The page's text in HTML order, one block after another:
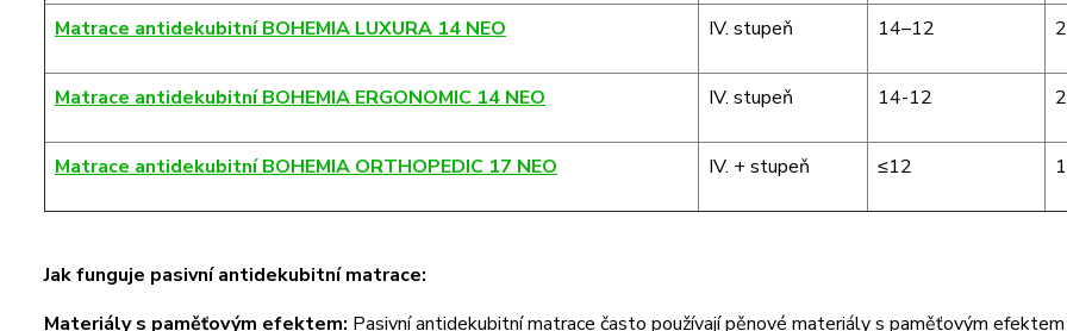
Matrace antidekubitní BOHEMIA LUXURA 14 NEO IV. stupeň 14–12
Matrace antidekubitní BOHEMIA ERGONOMIC 14 NEO IV. stupeň 14-12
Matrace antidekubitní BOHEMIA ORTHOPEDIC 17 NEO IV. + stupeň ≤12
Jak funguje pasivní antidekubitní matrace:
Materiály s paměťovým efektem: Pasivní antidekubitní matrace často používají pěnové materiály s paměťovým